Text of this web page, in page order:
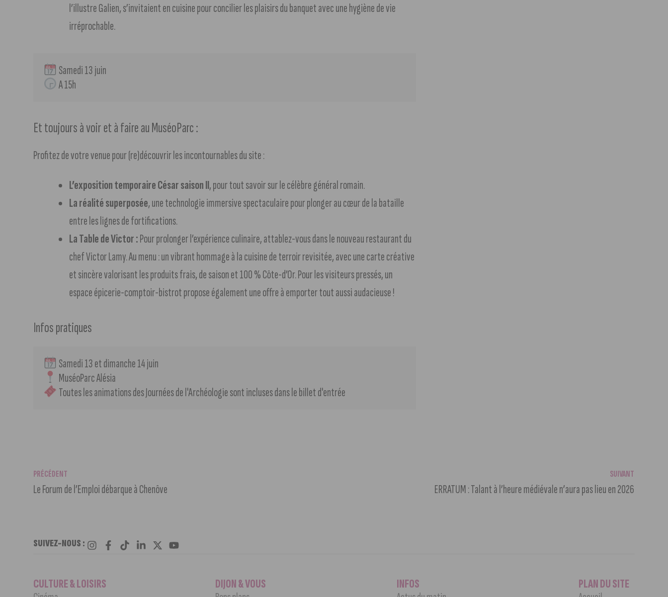
l’illustre Galien, s’invitaient en cuisine pour concilier les plaisirs du banquet avec une hygiène de vie
irréprochable.
Samedi 13 juin
A 15h
Et toujours à voir et à faire au MuséoParc :
Profitez de votre venue pour (re)découvrir les incontournables du site :
L’exposition temporaire César saison II, pour tout savoir sur le célèbre général romain.
La réalité superposée, une technologie immersive spectaculaire pour plonger au cœur de la bataille
entre les lignes de fortifications.
La Table de Victor :Pour prolonger l’expérience culinaire, attablez-vous dans le nouveau restaurant du
chef Victor Lamy. Au menu : un vibrant hommage à la cuisine de terroir revisitée, avec une carte créative
et sincère valorisant les produits frais, de saison et 100 % Côte-d’Or. Pour les visiteurs pressés, un
espace épicerie-comptoir-bistrot propose également une offre à emporter tout aussi audacieuse !
Infos pratiques
Samedi 13 et dimanche 14 juin
MuséoParc Alésia
Toutes les animations des Journées de l'Archéologie sont incluses dans le billet d'entrée
PRÉCÉDENT
Le Forum de l’Emploi débarque à Chenôve
SUIVANT
ERRATUM : Talant à l’heure médiévale n’aura pas lieu en 2026
SUIVEZ-NOUS :
CULTURE & LOISIRS
DIJON & VOUS
INFOS
PLAN DU SITE